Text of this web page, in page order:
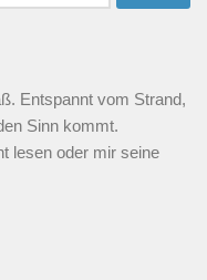
Entspannt vom Strand,
Sinn kommt.
lesen oder mir seine